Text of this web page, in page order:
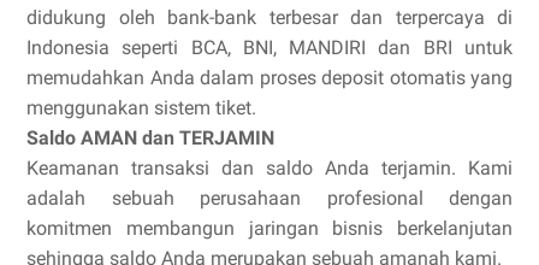
didukung oleh bank-bank terbesar dan terpercaya di
Indonesia seperti BCA, BNI, MANDIRI dan BRI untuk
memudahkan Anda dalam proses deposit otomatis yang
menggunakan sistem tiket.
Saldo AMAN dan TERJAMIN
Keamanan transaksi dan saldo Anda terjamin. Kami
adalah sebuah perusahaan profesional dengan
komitmen membangun jaringan bisnis berkelanjutan
sehingga saldo Anda merupakan sebuah amanah kami.